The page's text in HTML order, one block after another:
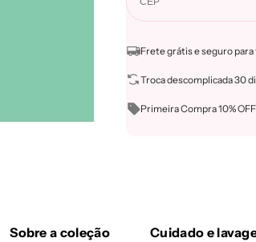
Coleção
Selfish
Selfish
Frete grátis e seguro para
Troca descomplicada 30
Primeira Compra 10%
Sobre a coleção Cuidado e